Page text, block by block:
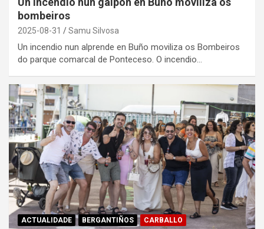
bombeiros
2025-08-31 Samu Silvosa
Un incendio nun alprende en Buño moviliza os Bombeiros
do parque comarcal de Ponteceso. O incendio…
ACTUALIDADE BERGANTIÑOS CARBALLO